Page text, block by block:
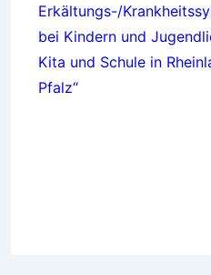
Erkältungs-/
bei Kindern und
Kita und Schule in
Pfalz“